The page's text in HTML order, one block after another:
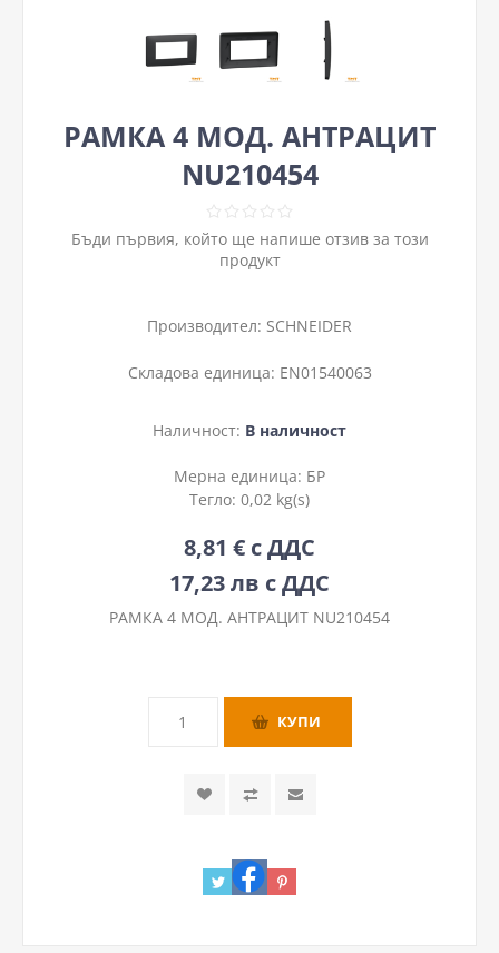
РАМКА 4 МОД. АНТРАЦИТ
NU210454
Бъди първия, който ще напише отзив за този
продукт
Производител: SCHNEIDER
Складова единица: EN01540063
Наличност: В наличност
Мерна единица: БР
Тегло: 0,02 kg(s)
8,81 € с ДДС
17,23 лв с ДДС
РАМКА 4 МОД. АНТРАЦИТ NU210454